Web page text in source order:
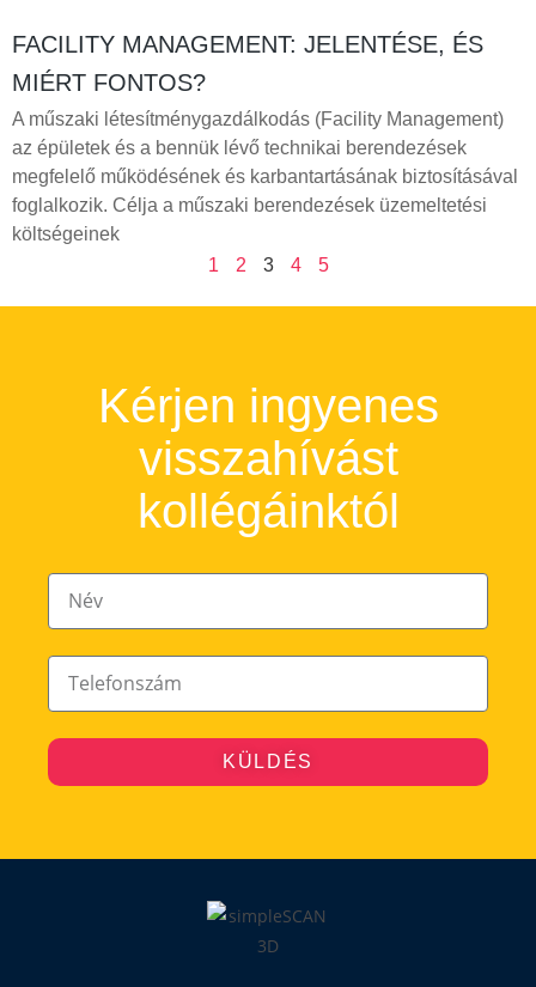
FACILITY MANAGEMENT: JELENTÉSE, ÉS
MIÉRT FONTOS?
A műszaki létesítménygazdálkodás (Facility Management)
az épületek és a bennük lévő technikai berendezések
megfelelő működésének és karbantartásának biztosításával
foglalkozik. Célja a műszaki berendezések üzemeltetési
költségeinek
1
2 3 4 5
Kérjen ingyenes
visszahívást
kollégáinktól
KÜLDÉS